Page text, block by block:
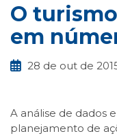
O
em
28 de out de
A análise de dados
planejamento de